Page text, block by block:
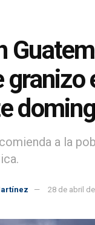
granizo
a la
28 de abril